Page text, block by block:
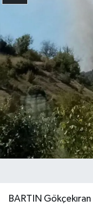
BARTIN
Tarım
Turizm
Yaşam
Yerel Yönetimler
DÜNYA